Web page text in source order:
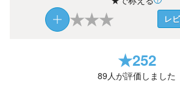
★★★ レ
★252
89人が評価しました